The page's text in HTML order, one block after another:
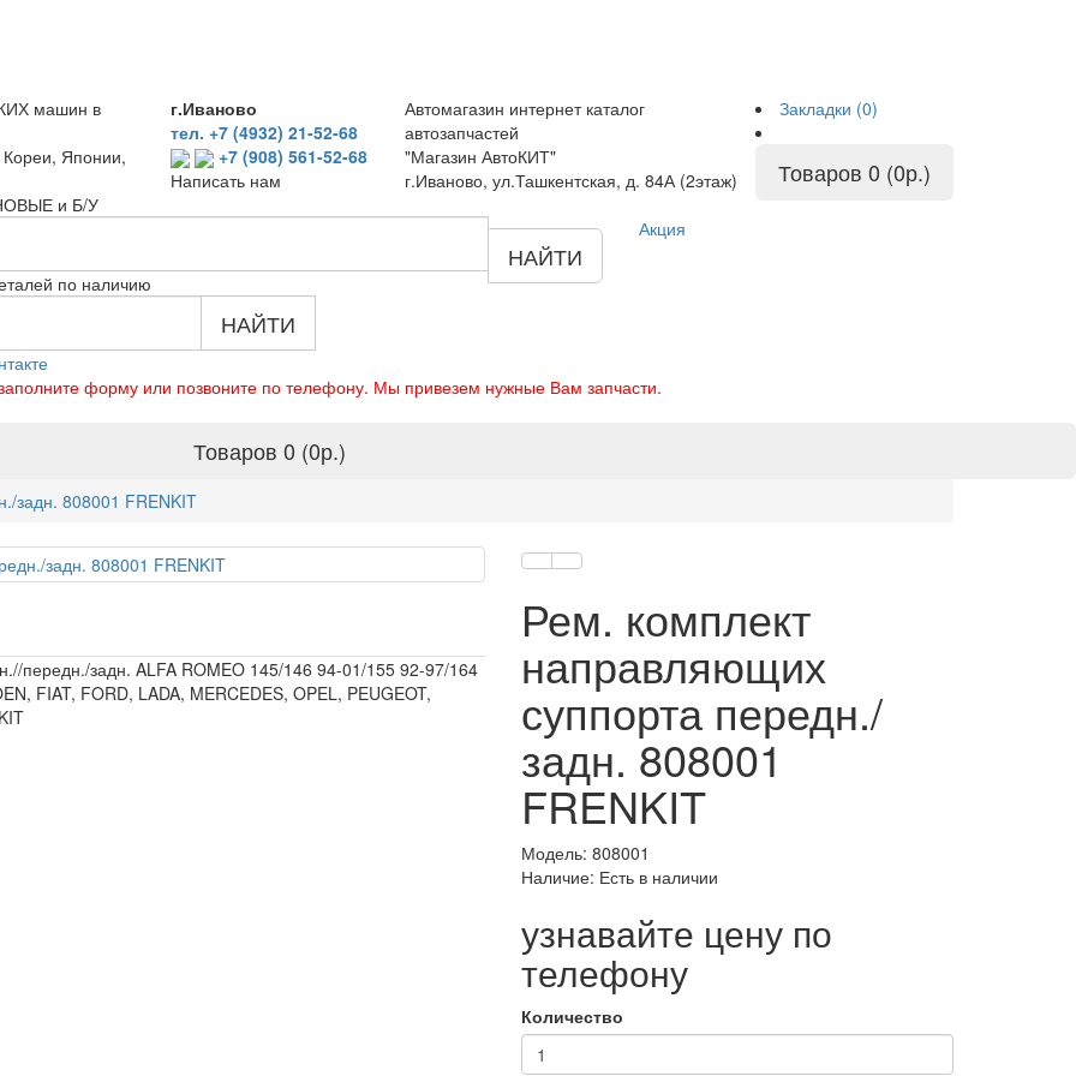
машин в
Японии,
и Б/У
г.Иваново
тел. +7 (4932) 21-52-68
+7 (908) 561-52-68
Написать нам
Автомагазин интернет каталог
автозапчастей
"Магазин АвтоКИТ"
г.Иваново, ул.Ташкентская, д. 84А (2этаж)
Закладки (0)
Товаров 0 (0р.)
по наличию
НАЙТИ
НАЙТИ
Акция
форму или позвоните по телефону. Мы привезем нужные Вам запчасти.
Товаров 0 (0р.)
задн. 808001 FRENKIT
передн./задн. ALFA ROMEO 145/146 94-01/155 92-97/164
FIAT, FORD, LADA, MERCEDES, OPEL, PEUGEOT,
Рем. комплект
направляющих
суппорта передн./
задн. 808001
FRENKIT
Модель: 808001
Наличие: Есть в наличии
узнавайте цену по
телефону
Количество